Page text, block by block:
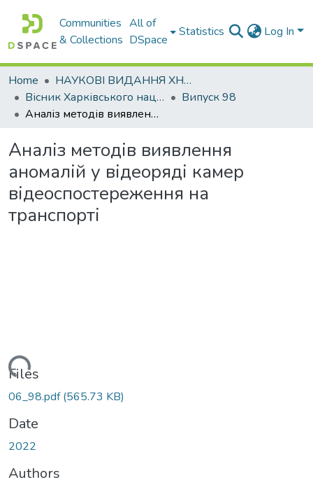
Communities
& Collections
All of
DSpace
Statistics Log In
Home
НАУКОВІ ВИДАННЯ ХНАДУ
Вісник Харківського національного автомобільно-дорожнього університету / Вестник Харьковского национального автомобильно-дорожного университета
Випуск 98
Аналіз методів виявлення аномалій у відеоряді камер відеоспостереження на транспорті
Аналіз методів виявлення
аномалій у відеоряді камер
відеоспостереження на
транспорті
Files
06_98.pdf(565.73 KB)
Date
2022
Authors